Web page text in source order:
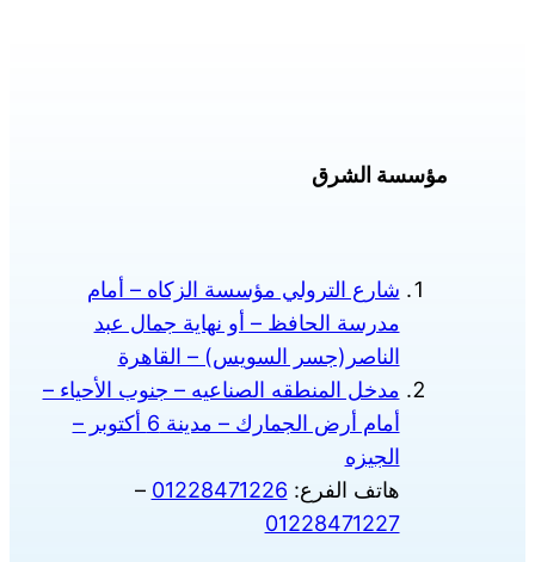
مؤسسة الشرق
شارع الترولي مؤسسة الزكاه – أمام
مدرسة الحافظ – أو نهاية جمال عبد
الناصر(جسر السويس) – القاهرة
مدخل المنطقه الصناعيه – جنوب الأحياء –
أمام أرض الجمارك – مدينة 6 أكتوبر –
الجيزه
هاتف الفرع: 01228471226
–
01228471227